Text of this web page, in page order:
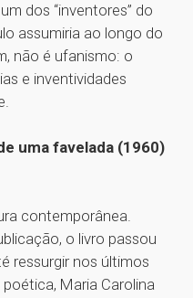
dos “inventores” do
assumiria ao longo do
não é ufanismo: o
e inventividades
uma favelada (1960)
contemporânea.
o livro passou
ressurgir nos últimos
Maria Carolina